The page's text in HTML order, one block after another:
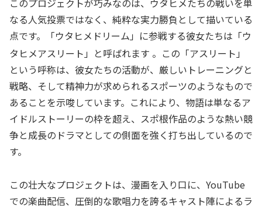
このプロジェクトが巧みなのは、ウタヒメたちの戦いを単
なる人気投票ではなく、純粋な実力勝負として描いている
点です。「ウタヒメドリーム」に参戦する彼女たちは「ウ
タヒメアスリート」と呼ばれます 。この「アスリート」
という呼称は、彼女たちの活動が、厳しいトレーニングと
戦略、そして精神力が求められるスポーツのようなもので
あることを示唆しています。これにより、物語は単なるア
イドルストーリーの枠を超え、スポ根作品のような熱い競
争と成長のドラマとしての側面を強く打ち出しているので
す。
この壮大なプロジェクトは、漫画を入り口に、YouTube
での楽曲配信、圧倒的な歌唱力を誇るキャスト陣によるラ